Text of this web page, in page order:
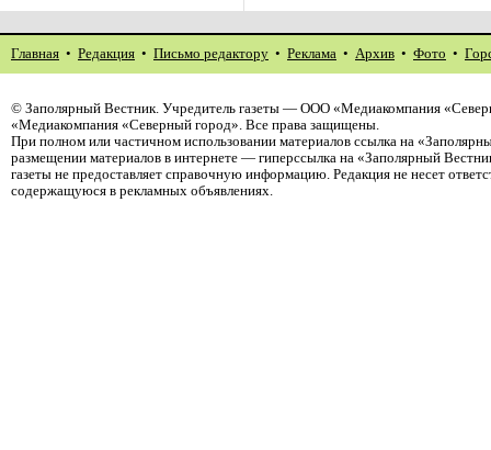
Главная • Редакция • Письмо редактору • Реклама • Архив • Фото •
© Заполярный Вестник. Учредитель газеты — ООО «Медиакомпания
«Медиакомпания «Северный город». Все права защищены.
При полном или частичном использовании материалов ссылка на
размещении материалов в интернете — гиперссылка на «Заполярный
газеты не предоставляет справочную информацию. Редакция не несет
содержащуюся в рекламных объявлениях.